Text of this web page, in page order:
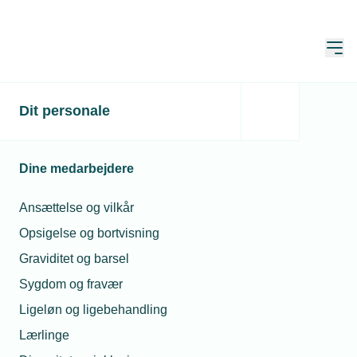
Dit personale
Dine medarbejdere
Ansættelse og vilkår
Opsigelse og bortvisning
Graviditet og barsel
Sygdom og fravær
Ligeløn og ligebehandling
Lærlinge
Sommerlejr skal give